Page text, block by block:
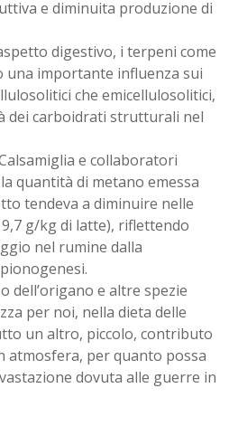
e diminuita produzione di
digestivo, i terpeni come
una importante influenza sui
che emicellulosolitici,
dei carboidrati strutturali nel
e collaboratori
quantità di metano emessa
tendeva a diminuire nelle
g/kg di latte), riflettendo
nel rumine dalla
dell’origano e altre spezie
per noi, nella dieta delle
un altro, piccolo, contributo
atmosfera, per quanto possa
dovuta alle guerre in